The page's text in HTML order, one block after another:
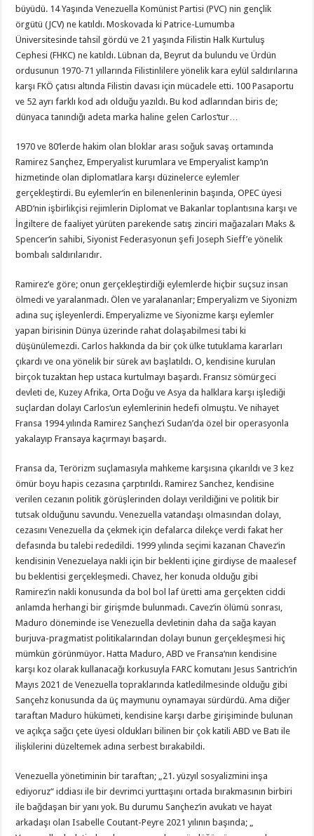
büyüdü. 14 Yaşında Venezuella Komünist Partisi (PVC) nin gençlik
örgütü (JCV) ne katıldı. Moskovada ki Patrice-Lumumba
Üniversitesinde tahsil gördü ve 21 yaşında Filistin Halk Kurtuluş
Cephesi (FHKC) ne katıldı. Lübnan da, Beyrut da bulundu ve Ürdün
ordusunun 1970-71 yıllarında Filistinlilere yönelik kara eylül saldırılarına
karşı FKÖ çatısı altında Filistin davası için mücadele etti. 100 Pasaportu
ve 52 ayrı farklı kod adı olduğu yazıldı. Bu kod adlarından biris de;
dünyaca tanındığı adeta marka haline gelen Carlos‘tur…
1970 ve 80‘lerde hakim olan bloklar arası soğuk savaş ortamında
Ramirez Sançhez, Emperyalist kurumlara ve Emperyalist kamp‘ın
hizmetinde olan diplomatlara karşı düzinelerce eylemler
gerçekleştirdi. Bu eylemler‘in en bilenenlerinin başında, OPEC üyesi
ABD‘nin işbirlikçisi rejimlerin Diplomat ve Bakanlar toplantısına karşı ve
İngiltere de faaliyet yürüten parekende satış zinciri mağazaları Maks &
Spencer‘in sahibi, Siyonist Federasyonun şefi Joseph Sieff’e yönelik
bombalı saldırılarıdır.
Ramirez‘e göre; onun gerçekleştirdiği eylemlerde hiçbir suçsuz insan
ölmedi ve yaralanmadı. Ölen ve yaralananlar; Emperyalizm ve Siyonizm
adına suç işleyenlerdi. Emperyalizme ve Siyonizme karşı eylemler
yapan birisinin Dünya üzerinde rahat dolaşabilmesi tabi ki
düşünülemezdi. Carlos hakkında da bir çok ülke tutuklama kararları
çıkardı ve ona yönelik bir sürek avı başlatıldı. O, kendisine kurulan
birçok tuzaktan hep ustaca kurtulmayı başardı. Fransız sömürgeci
devleti de, Kuzey Afrika, Orta Doğu ve Asya da halklara karşı işlediği
suçlardan dolayı Carlos‘un eylemlerinin hedefi olmuştu. Ve nihayet
Fransa 1994 yılında Ramirez Sançhez‘i Sudan’da özel bir operasyonla
yakalayıp Fransaya kaçırmayı başardı.
Fransa da, Terörizm suçlamasıyla mahkeme karşısına çıkarıldı ve 3 kez
ömür boyu hapis cezasına çarptırıldı. Ramirez Sanchez, kendisine
verilen cezanın politik görüşlerinden dolayı verildiğini ve politik bir
tutsak olduğunu savundu. Venezuella vatandaşı olmasından dolayı,
cezasını Venezuella da çekmek için defalarca dilekçe verdi fakat her
defasında bu talebi rededildi. 1999 yılında seçimi kazanan Chavez‘in
kendisinin Venezuelaya nakli için bir beklenti içine girdiyse de maalesef
bu beklentisi gerçekleşmedi. Chavez, her konuda olduğu gibi
Ramirez‘in nakli konusunda da bol bol laf üretti ama gerçekten ciddi
anlamda herhangi bir girişmde bulunmadı. Cavez‘in ölümü sonrası,
Maduro döneminde ise Venezuella devletinin daha da sağa kayan
burjuva-pragmatist politikalarından dolayı bunun gerçekleşmesi hiç
mümkün görünmüyor. Hatta Maduro, ABD ve Fransa‘nın kendisine
karşı koz olarak kullanacağı korkusuyla FARC komutanı Jesus Santrich‘in
Mayıs 2021 de Venezuella topraklarında katledilmesinde olduğu gibi
Sançehz konusunda da üç maymunu oynamayaı sürdürdü. Ama diğer
taraftan Maduro hükümeti, kendisine karşı darbe girişiminde bulunan
ve açıkça sağcı çete üyesi oldukları bilinen bir çok katili ABD ve Batı ile
ilişkilerini düzeltemek adına serbest bırakabildi.
Venezuella yönetiminin bir taraftan; „21. yüzyıl sosyalizmini inşa
ediyoruz“ iddiası ile bir devrimci yurttaşını ortada bırakmasının birbiri
ile bağdaşan bir yanı yok. Bu durumu Sançhez‘in avukatı ve hayat
arkadaşı olan Isabelle Coutant-Peyre 2021 yılının başında; „